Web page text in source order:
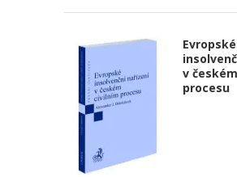
Evropské
v
procesu